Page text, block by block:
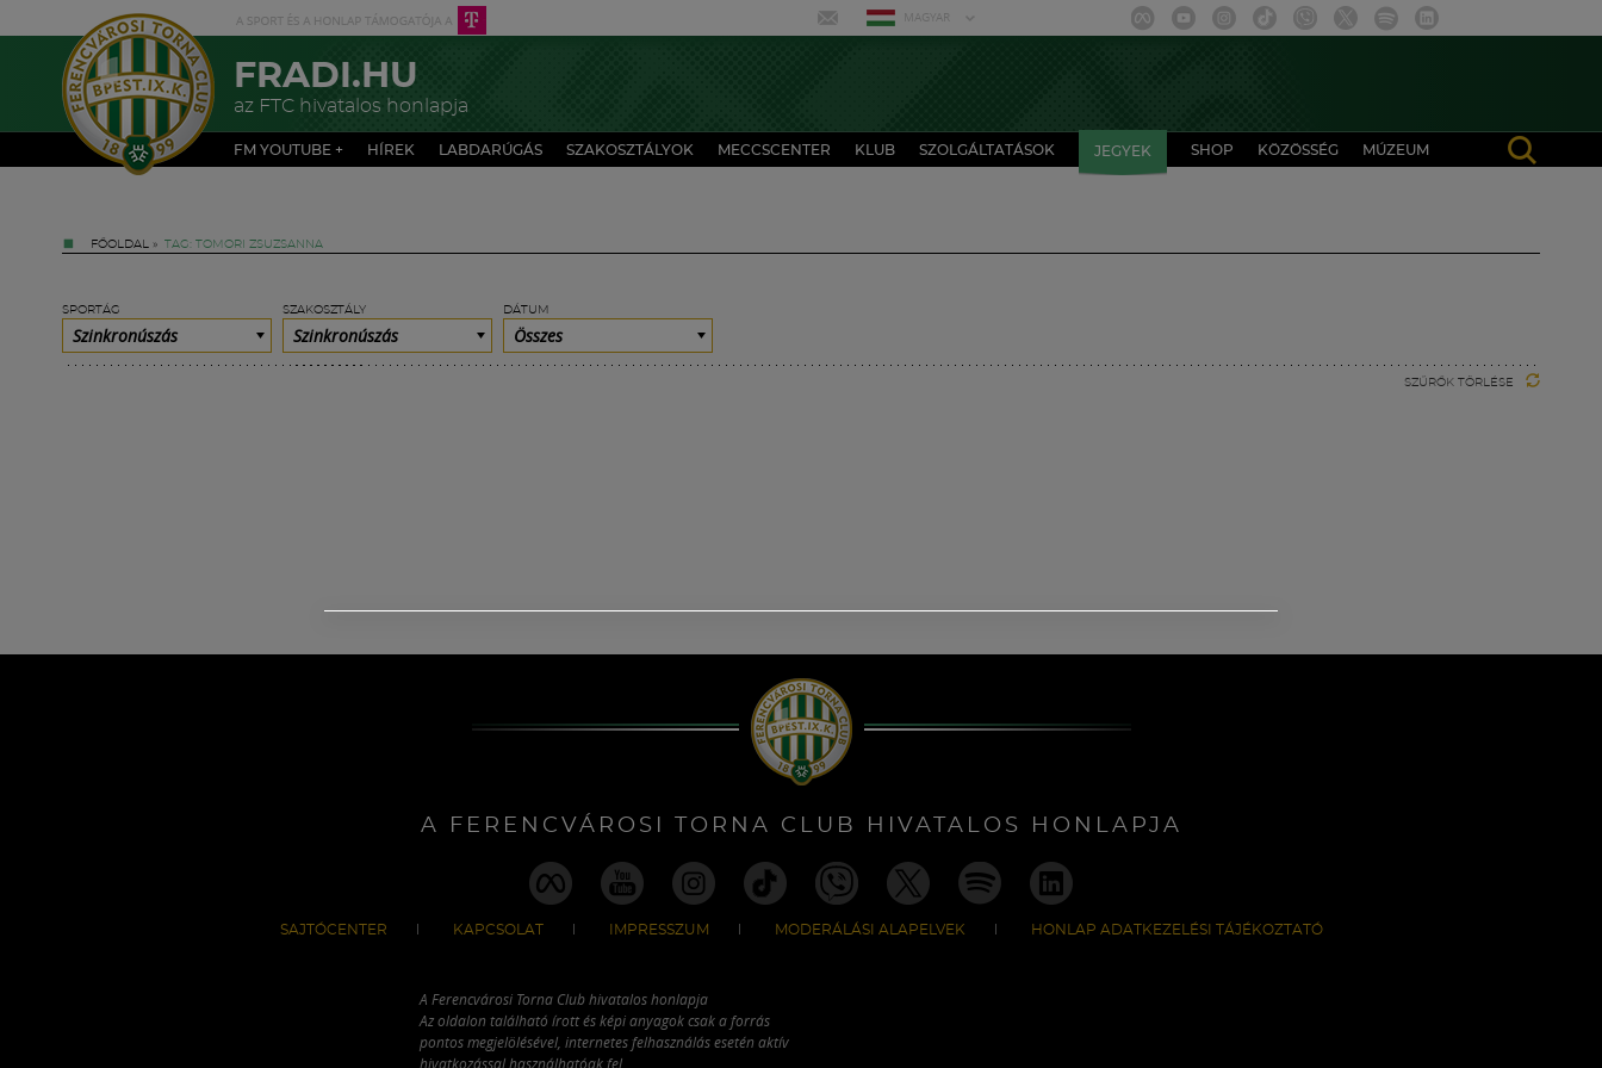
MAGYAR
FRADI.HU
az FTC hivatalos honlapja
FM YOUTUBE + HÍREK LABDARÚGÁS SZAKOSZTÁLYOK MECCSCENTER KLUB SZOLGÁLTATÁSOK JEGYEK SHOP KÖZÖSSÉG MÚZEUM
FŐOLDAL » TAG: TOMORI ZSUZSANNA
SPORTÁG
Szinkronúszás
SZAKOSZTÁLY
Szinkronúszás
DÁTUM
Összes
SZŰRŐK TÖRLÉSE
A FERENCVÁROSI TORNA CLUB HIVATALOS HONLAPJA
SAJTÓCENTER KAPCSOLAT IMPRESSZUM MODERÁLÁSI ALAPELVEK HONLAP ADATKEZELÉSI TÁJÉKOZTATÓ
A Ferencvárosi Torna Club hivatalos honlapja
Az oldalon található írott és képi anyagok csak a forrás
pontos megjelölésével, internetes felhasználás esetén aktív
hivatkozással használhatóak fel.